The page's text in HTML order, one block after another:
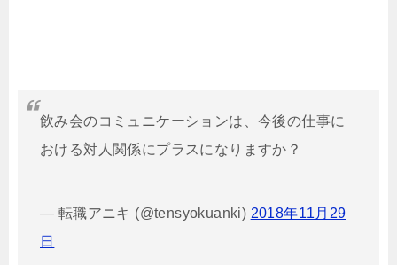
飲み会のコミュニケーションは、今後の仕事に
おける対人関係にプラスになりますか？
— 転職アニキ (@tensyokuanki) 2018年11月29
日